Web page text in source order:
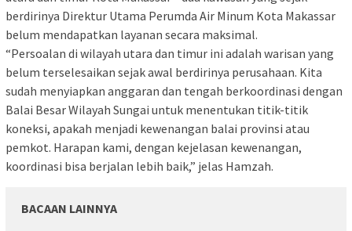
berdirinya Direktur Utama Perumda Air Minum Kota Makassar
belum mendapatkan layanan secara maksimal.
“Persoalan di wilayah utara dan timur ini adalah warisan yang
belum terselesaikan sejak awal berdirinya perusahaan. Kita
sudah menyiapkan anggaran dan tengah berkoordinasi dengan
Balai Besar Wilayah Sungai untuk menentukan titik-titik
koneksi, apakah menjadi kewenangan balai provinsi atau
pemkot. Harapan kami, dengan kejelasan kewenangan,
koordinasi bisa berjalan lebih baik,” jelas Hamzah.
BACAAN LAINNYA